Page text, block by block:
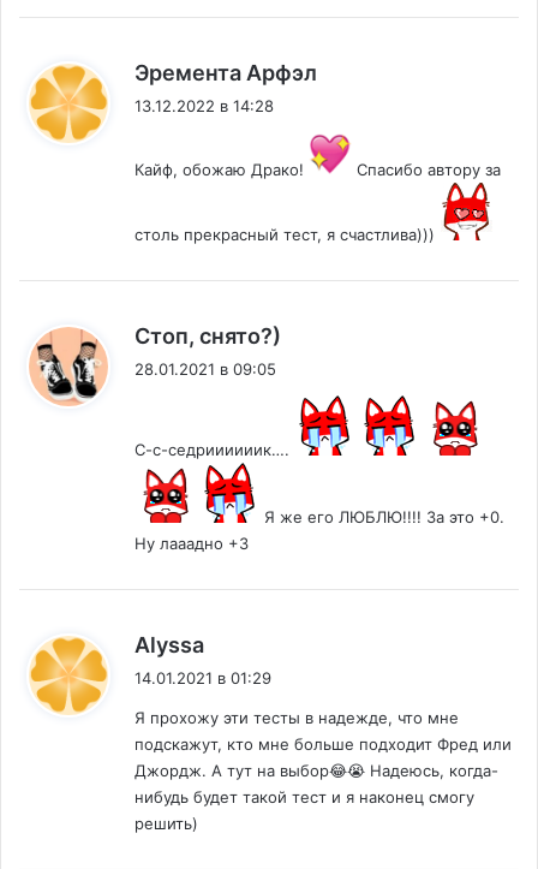
Эремента Арфэл
13.12.2022 в 14:28
Кайф, обожаю Драко! Спасибо автору за
столь прекрасный тест, я счастлива)))
Стоп, снято?)
28.01.2021 в 09:05
С-с-седриииииик….
Я же его ЛЮБЛЮ!!!! За это +0.
Ну лааадно +3
Alyssa
14.01.2021 в 01:29
Я прохожу эти тесты в надежде, что мне
подскажут, кто мне больше подходит Фред или
Джордж. А тут на выбор😂😭 Надеюсь, когда-
нибудь будет такой тест и я наконец смогу
решить)